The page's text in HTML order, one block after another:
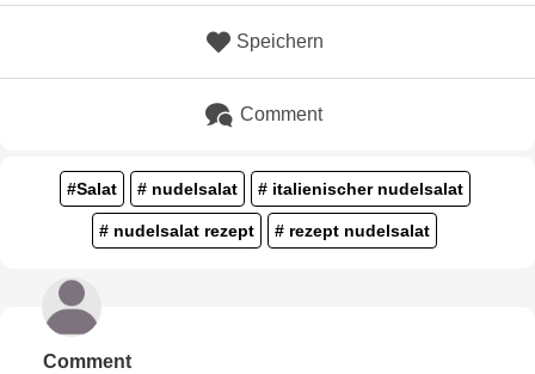
Speichern
Comment
#Salat # nudelsalat # italienischer nudelsalat
# nudelsalat rezept # rezept nudelsalat
Comment